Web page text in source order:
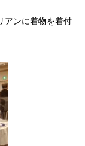
アンに着物を着付